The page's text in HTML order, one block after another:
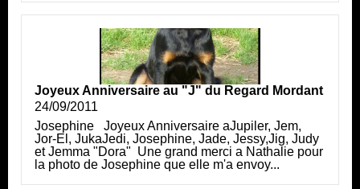
Joyeux Anniversaire au "J" du Regard Mordant
24/09/2011
Josephine Joyeux Anniversaire aJupiler, Jem,
Jor-El, JukaJedi, Josephine, Jade, Jessy,Jig, Judy
et Jemma "Dora" Une grand merci a Nathalie pour
la photo de Josephine que elle m'a envoy...